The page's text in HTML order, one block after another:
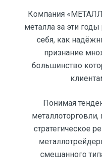
Компания
металла за эти
себя, как
признание
большинство
Понимая
стратегическое
смешанного